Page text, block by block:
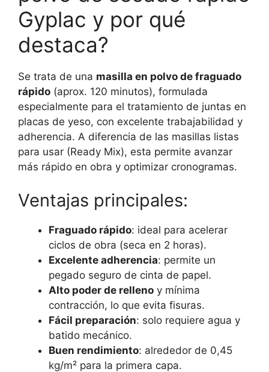
Gyplac y por qué
destaca?
Se trata de una masilla en polvo de fraguado
rápido (aprox. 120 minutos), formulada
especialmente para el tratamiento de juntas en
placas de yeso, con excelente trabajabilidad y
adherencia. A diferencia de las masillas listas
para usar (Ready Mix), esta permite avanzar
más rápido en obra y optimizar cronogramas.
Ventajas principales:
Fraguado rápido: ideal para acelerar
ciclos de obra (seca en 2 horas).
Excelente adherencia: permite un
pegado seguro de cinta de papel.
Alto poder de relleno y mínima
contracción, lo que evita fisuras.
Fácil preparación: solo requiere agua y
batido mecánico.
Buen rendimiento: alrededor de 0,45
kg/m² para la primera capa.